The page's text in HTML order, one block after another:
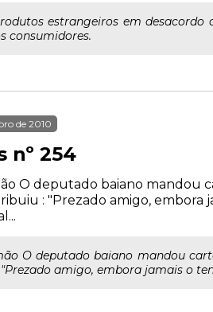
estrangeiros em
consumidores.
de 2010
nº 254
O deputado baiano mandou
: "Prezado amigo, embora
O deputado baiano mandou
amigo, embora jamais o